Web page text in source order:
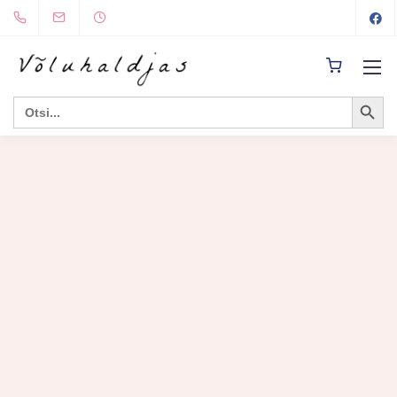
Search
for:
Search Button